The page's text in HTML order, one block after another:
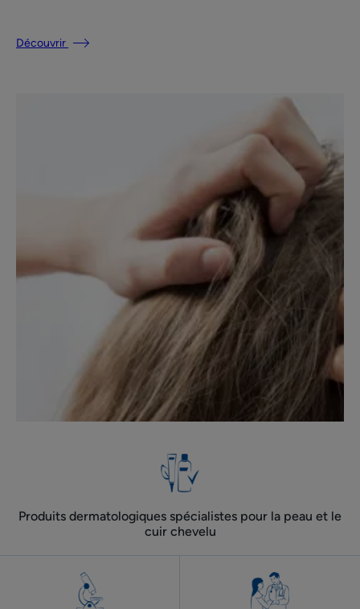
Découvrir
Produits dermatologiques spécialistes pour la peau et le
cuir chevelu